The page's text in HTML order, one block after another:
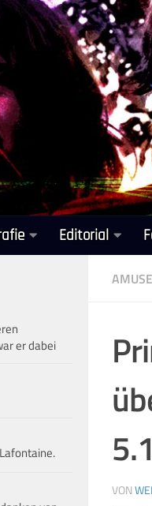
Editorial
5.1
VON
er dabei